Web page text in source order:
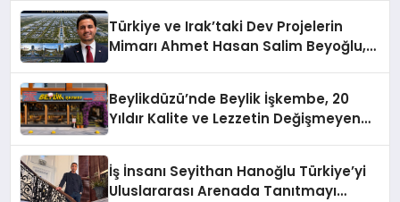
Türkiye ve Irak’taki Dev Projelerin
Mimarı Ahmet Hasan Salim Beyoğlu,
Hayata Geçirecek
Beylikdüzü’nde Beylik İşkembe, 20
Yıldır Kalite ve Lezzetin Değişmeyen
İş İnsanı Seyithan Hanoğlu Türkiye’yi
Uluslararası Arenada Tanıtmayı